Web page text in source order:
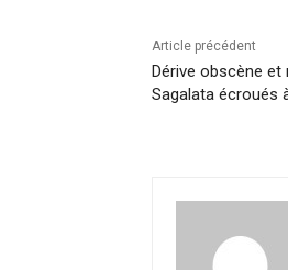
Article précédent
Dérive obscène et
Sagalata écroués